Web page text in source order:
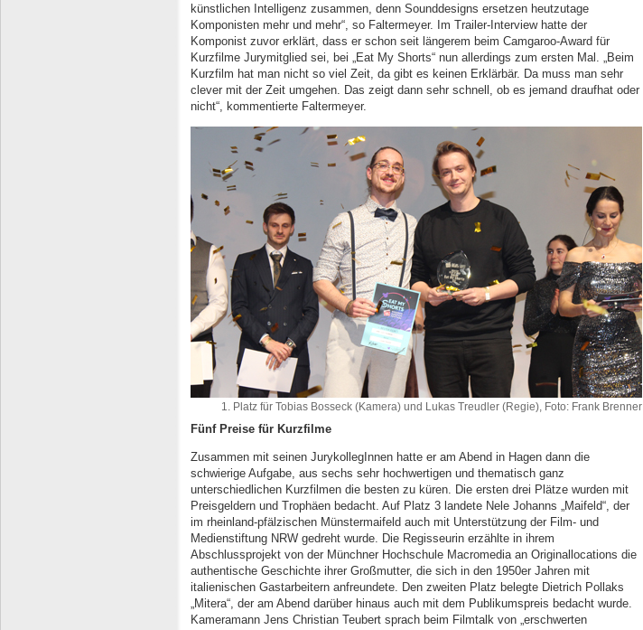
künstlichen Intelligenz zusammen, denn Sounddesigns ersetzen heutzutage
Komponisten mehr und mehr“, so Faltermeyer. Im Trailer-Interview hatte der
Komponist zuvor erklärt, dass er schon seit längerem beim Camgaroo-Award für
Kurzfilme Jurymitglied sei, bei „Eat My Shorts“ nun allerdings zum ersten Mal. „Beim
Kurzfilm hat man nicht so viel Zeit, da gibt es keinen Erklärbär. Da muss man sehr
clever mit der Zeit umgehen. Das zeigt dann sehr schnell, ob es jemand draufhat oder
nicht“, kommentierte Faltermeyer.
1. Platz für Tobias Bosseck (Kamera) und Lukas Treudler (Regie), Foto: Frank Brenner
Fünf Preise für Kurzfilme
Zusammen mit seinen JurykollegInnen hatte er am Abend in Hagen dann die
schwierige Aufgabe, aus sechs sehr hochwertigen und thematisch ganz
unterschiedlichen Kurzfilmen die besten zu küren. Die ersten drei Plätze wurden mit
Preisgeldern und Trophäen bedacht. Auf Platz 3 landete Nele Johanns „Maifeld“, der
im rheinland-pfälzischen Münstermaifeld auch mit Unterstützung der Film- und
Medienstiftung NRW gedreht wurde. Die Regisseurin erzählte in ihrem
Abschlussprojekt von der Münchner Hochschule Macromedia an Originallocations die
authentische Geschichte ihrer Großmutter, die sich in den 1950er Jahren mit
italienischen Gastarbeitern anfreundete. Den zweiten Platz belegte Dietrich Pollaks
„Mitera“, der am Abend darüber hinaus auch mit dem Publikumspreis bedacht wurde.
Kameramann Jens Christian Teubert sprach beim Filmtalk von „erschwerten